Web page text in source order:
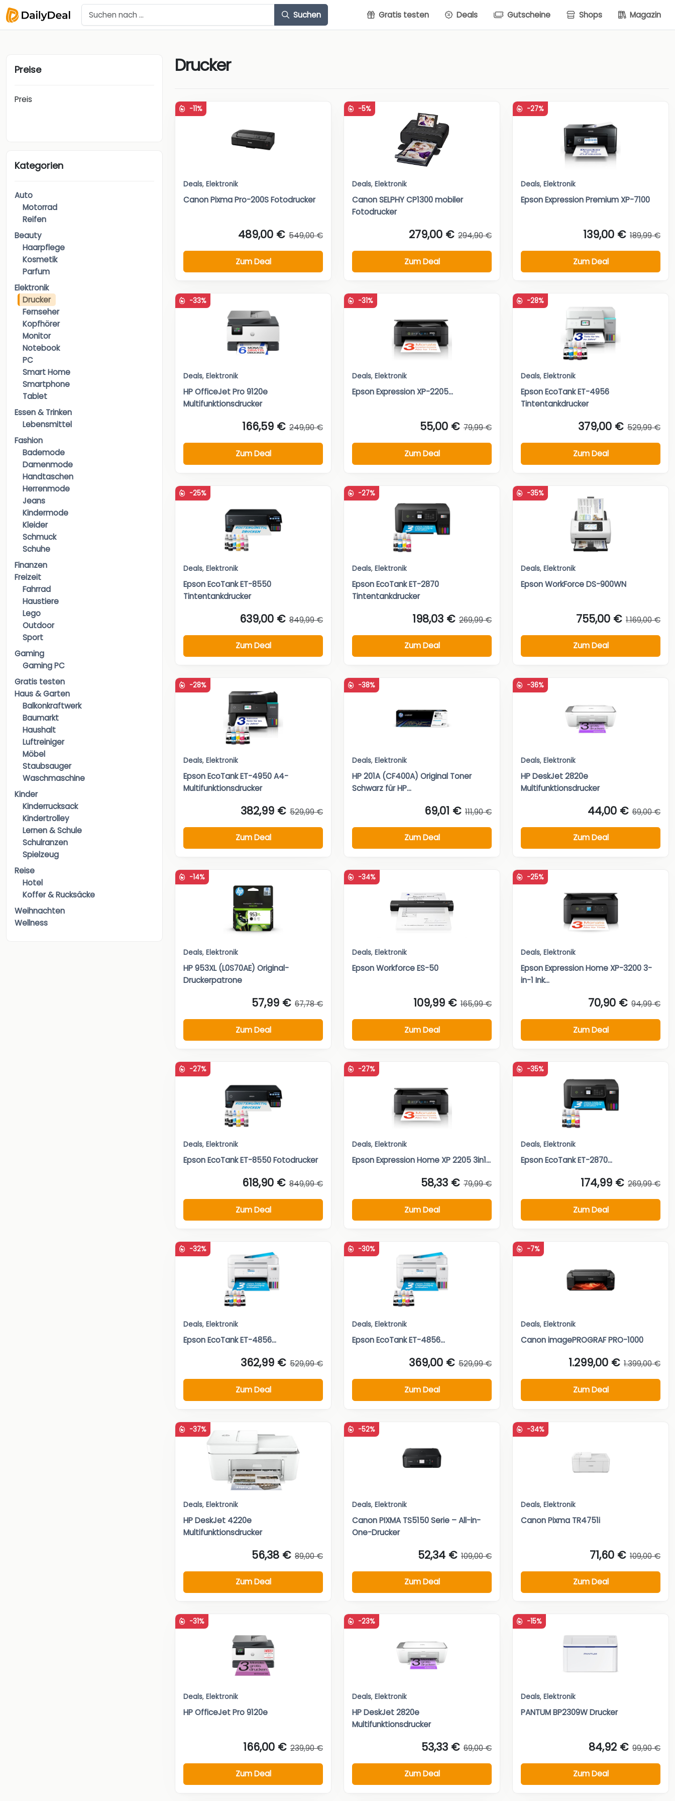
Suchen Gratis testen Deals Gutscheine Shops Magazin
Preise
Preis
Kategorien
Auto
Motorrad
Reifen
Beauty
Haarpflege
Kosmetik
Parfum
Elektronik
Drucker
Fernseher
Kopfhörer
Monitor
Notebook
PC
Smart Home
Smartphone
Tablet
Essen & Trinken
Lebensmittel
Fashion
Bademode
Damenmode
Handtaschen
Herrenmode
Jeans
Kindermode
Kleider
Schmuck
Schuhe
Finanzen
Freizeit
Fahrrad
Haustiere
Lego
Outdoor
Sport
Gaming
Gaming PC
Gratis testen
Haus & Garten
Balkonkraftwerk
Baumarkt
Haushalt
Luftreiniger
Möbel
Staubsauger
Waschmaschine
Kinder
Kinderrucksack
Kindertrolley
Lernen & Schule
Schulranzen
Spielzeug
Reise
Hotel
Koffer & Rucksäcke
Weihnachten
Wellness
Drucker
-11%
Deals, Elektronik
Canon Pixma Pro-200S Fotodrucker
489,00 € 549,00 €
Zum Deal
-5%
Deals, Elektronik
Canon SELPHY CP1300 mobiler
Fotodrucker
279,00 € 294,90 €
Zum Deal
-27%
Deals, Elektronik
Epson Expression Premium XP-7100
139,00 € 189,99 €
Zum Deal
-33%
Deals, Elektronik
HP OfficeJet Pro 9120e
Multifunktionsdrucker
166,59 € 249,90 €
Zum Deal
-31%
Deals, Elektronik
Epson Expression XP-2205...
55,00 € 79,99 €
Zum Deal
-28%
Deals, Elektronik
Epson EcoTank ET-4956
Tintentankdrucker
379,00 € 529,99 €
Zum Deal
-25%
Deals, Elektronik
Epson EcoTank ET-8550
Tintentankdrucker
639,00 € 849,99 €
Zum Deal
-27%
Deals, Elektronik
Epson EcoTank ET-2870
Tintentankdrucker
198,03 € 269,99 €
Zum Deal
-35%
Deals, Elektronik
Epson WorkForce DS-900WN
755,00 € 1.169,00 €
Zum Deal
-28%
Deals, Elektronik
Epson EcoTank ET-4950 A4-
Multifunktionsdrucker
382,99 € 529,99 €
Zum Deal
-38%
Deals, Elektronik
HP 201A (CF400A) Original Toner
Schwarz für HP...
69,01 € 111,90 €
Zum Deal
-36%
Deals, Elektronik
HP DeskJet 2820e
Multifunktionsdrucker
44,00 € 69,00 €
Zum Deal
-14%
Deals, Elektronik
HP 953XL (L0S70AE) Original-
Druckerpatrone
57,99 € 67,78 €
Zum Deal
-34%
Deals, Elektronik
Epson Workforce ES-50
109,99 € 165,99 €
Zum Deal
-25%
Deals, Elektronik
Epson Expression Home XP-3200 3-
in-1 Ink...
70,90 € 94,99 €
Zum Deal
-27%
Deals, Elektronik
Epson EcoTank ET-8550 Fotodrucker
618,90 € 849,99 €
Zum Deal
-27%
Deals, Elektronik
Epson Expression Home XP 2205 3in1...
58,33 € 79,99 €
Zum Deal
-35%
Deals, Elektronik
Epson EcoTank ET-2870...
174,99 € 269,99 €
Zum Deal
-32%
Deals, Elektronik
Epson EcoTank ET-4856...
362,99 € 529,99 €
Zum Deal
-30%
Deals, Elektronik
Epson EcoTank ET-4856...
369,00 € 529,99 €
Zum Deal
-7%
Deals, Elektronik
Canon imagePROGRAF PRO-1000
1.299,00 € 1.399,00 €
Zum Deal
-37%
Deals, Elektronik
HP DeskJet 4220e
Multifunktionsdrucker
56,38 € 89,00 €
Zum Deal
-52%
Deals, Elektronik
Canon PIXMA TS5150 Serie – All-in-
One-Drucker
52,34 € 109,00 €
Zum Deal
-34%
Deals, Elektronik
Canon Pixma TR4751i
71,60 € 109,00 €
Zum Deal
-31%
Deals, Elektronik
HP OfficeJet Pro 9120e
166,00 € 239,90 €
Zum Deal
-23%
Deals, Elektronik
HP DeskJet 2820e
Multifunktionsdrucker
53,33 € 69,00 €
Zum Deal
-15%
Deals, Elektronik
PANTUM BP2309W Drucker
84,92 € 99,90 €
Zum Deal